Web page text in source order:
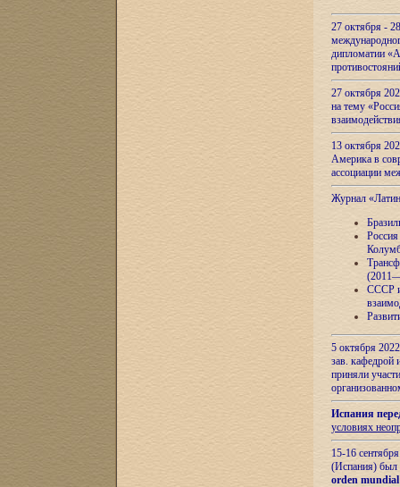
27 октября -
дипломатии
27 октября
на тему
13 октября
Америка в
ассоциации
Журнал
СССР и
5 октября
зав.
приняли
Испания
условиях
15-16
(Испания) был
orden